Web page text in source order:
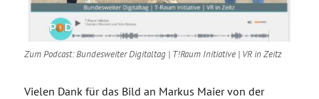
Zum Podcast: Bundesweiter Digitaltag | T!Raum Initiative | VR in Zeitz
Vielen Dank für das Bild an Markus Maier von der